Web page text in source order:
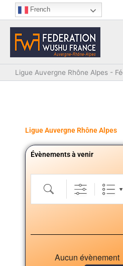
contenu
French
Ligue Auvergne Rhône Alpes -
Ligue Auvergne Rhône Alpes
Évènements à venir
Recherche
Aucun évènement